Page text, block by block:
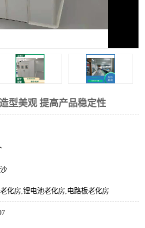
型美观 提高产品稳定性
化房,锂电池老化房,电路板老化房